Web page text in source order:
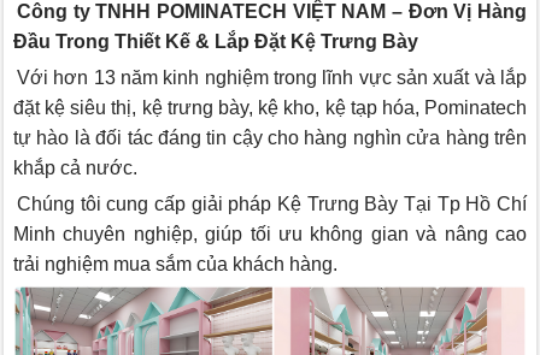
Công ty TNHH POMINATECH VIỆT NAM – Đơn Vị Hàng
Đầu Trong Thiết Kế & Lắp Đặt Kệ Trưng Bày
Với hơn 13 năm kinh nghiệm trong lĩnh vực sản xuất và lắp
đặt kệ siêu thị, kệ trưng bày, kệ kho, kệ tạp hóa, Pominatech
tự hào là đối tác đáng tin cậy cho hàng nghìn cửa hàng trên
khắp cả nước.
Chúng tôi cung cấp giải pháp Kệ Trưng Bày Tại Tp Hồ Chí
Minh chuyên nghiệp, giúp tối ưu không gian và nâng cao
trải nghiệm mua sắm của khách hàng.